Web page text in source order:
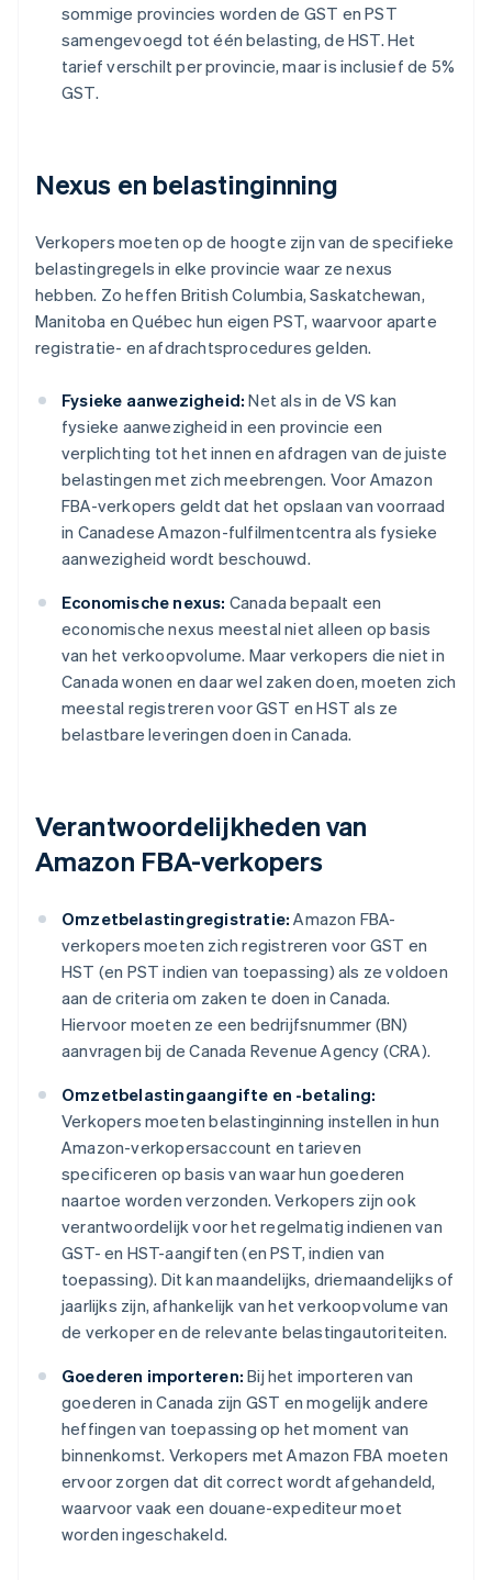
sommige provincies worden de GST en PST
samengevoegd tot één belasting, de HST. Het
tarief verschilt per provincie, maar is inclusief de 5%
GST.
Nexus en belastinginning
Verkopers moeten op de hoogte zijn van de specifieke
belastingregels in elke provincie waar ze nexus
hebben. Zo heffen British Columbia, Saskatchewan,
Manitoba en Québec hun eigen PST, waarvoor aparte
registratie- en afdrachtsprocedures gelden.
Fysieke aanwezigheid: Net als in de VS kan
fysieke aanwezigheid in een provincie een
verplichting tot het innen en afdragen van de juiste
belastingen met zich meebrengen. Voor Amazon
FBA-verkopers geldt dat het opslaan van voorraad
in Canadese Amazon-fulfilmentcentra als fysieke
aanwezigheid wordt beschouwd.
Economische nexus: Canada bepaalt een
economische nexus meestal niet alleen op basis
van het verkoopvolume. Maar verkopers die niet in
Canada wonen en daar wel zaken doen, moeten zich
meestal registreren voor GST en HST als ze
belastbare leveringen doen in Canada.
Verantwoordelijkheden van
Amazon FBA-verkopers
Omzetbelastingregistratie: Amazon FBA-
verkopers moeten zich registreren voor GST en
HST (en PST indien van toepassing) als ze voldoen
aan de criteria om zaken te doen in Canada.
Hiervoor moeten ze een bedrijfsnummer (BN)
aanvragen bij de Canada Revenue Agency (CRA).
Omzetbelastingaangifte en -betaling:
Verkopers moeten belastinginning instellen in hun
Amazon-verkopersaccount en tarieven
specificeren op basis van waar hun goederen
naartoe worden verzonden. Verkopers zijn ook
verantwoordelijk voor het regelmatig indienen van
GST- en HST-aangiften (en PST, indien van
toepassing). Dit kan maandelijks, driemaandelijks of
jaarlijks zijn, afhankelijk van het verkoopvolume van
de verkoper en de relevante belastingautoriteiten.
Goederen importeren: Bij het importeren van
goederen in Canada zijn GST en mogelijk andere
heffingen van toepassing op het moment van
binnenkomst. Verkopers met Amazon FBA moeten
ervoor zorgen dat dit correct wordt afgehandeld,
waarvoor vaak een douane-expediteur moet
worden ingeschakeld.